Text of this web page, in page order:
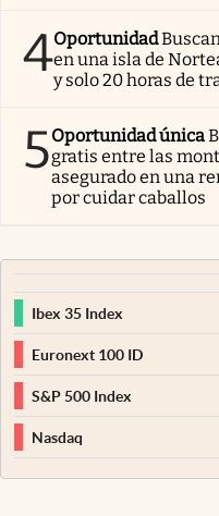
4Oportunidad
en una isla de
y solo 20 horas de
5Oportunidad única
gratis entre las
asegurado en una
por cuidar caballos
Ibex 35 Index
Euronext 100 ID
S&P 500 Index
Nasdaq